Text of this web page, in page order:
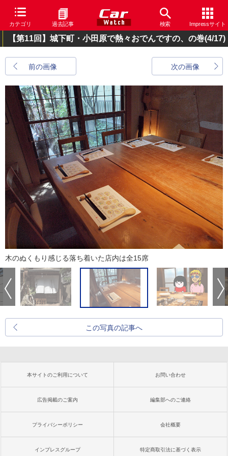
カテゴリ 過去記事 検索 Impressサイト
【第11回】城下町・小田原で熱々おでんですの、の巻(4/17)
前の画像 次の画像
木のぬくもり感じる落ち着いた店内は全15席
この写真の記事へ
本サイトのご利用について お問い合わせ
広告掲載のご案内 編集部へのご連絡
プライバシーポリシー 会社概要
インプレスグループ 特定商取引法に基づく表示